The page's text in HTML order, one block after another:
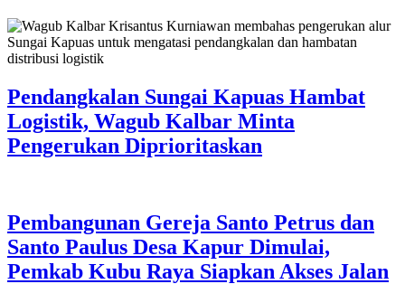
Pendangkalan Sungai Kapuas Hambat
Logistik, Wagub Kalbar Minta
Pengerukan Diprioritaskan
Pembangunan Gereja Santo Petrus dan
Santo Paulus Desa Kapur Dimulai,
Pemkab Kubu Raya Siapkan Akses Jalan